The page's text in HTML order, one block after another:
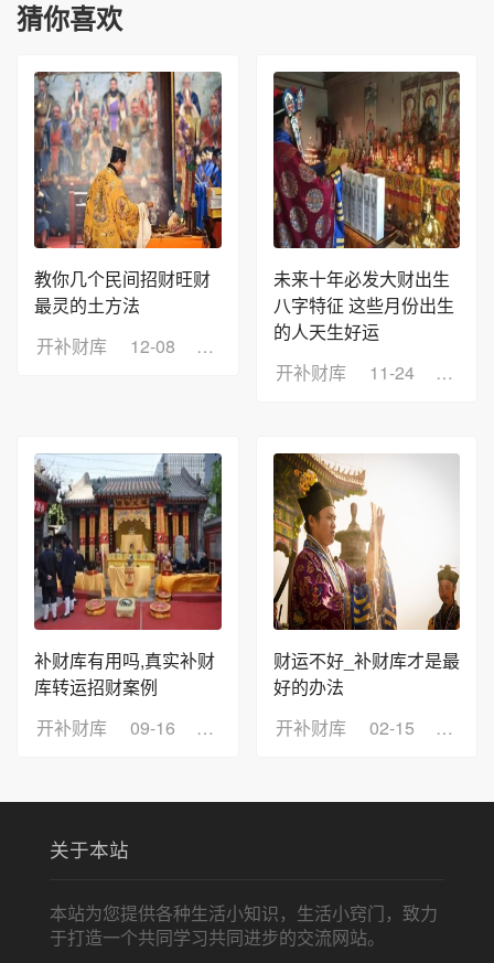
猜你喜欢
教你几个民间招财旺财
最灵的土方法
开补财库
12-08 浏览：10
未来十年必发大财出生
八字特征 这些月份出生
的人天生好运
开补财库
11-24 浏览
补财库有用吗,真实补财
库转运招财案例
开补财库
09-16 浏览：8
财运不好_补财库才是最
好的办法
开补财库
02-15 浏览
关于本站
本站为您提供各种生活小知识，生活小窍门，致力
于打造一个共同学习共同进步的交流网站。